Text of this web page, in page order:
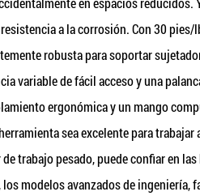
a la corrosión. Con 30
robusta para soportar
variable de fácil acceso y una
ergonómica y un mango
sea excelente para
trabajo pesado, puede confiar en
modelos avanzados de ingeniería,